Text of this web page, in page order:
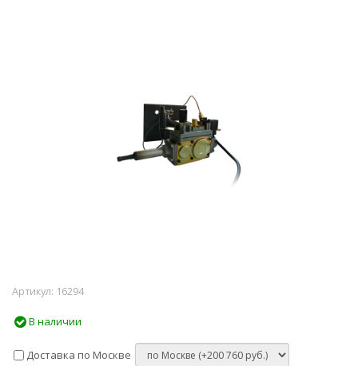
Артикул: 16294
В наличии
Доставка по Москве